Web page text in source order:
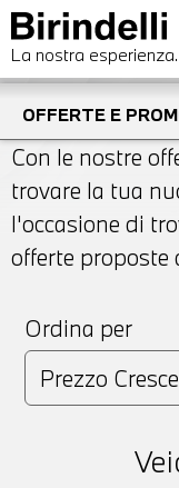
La nostra
OFFERTE E
Con le nostre
trovare la tua
l'occasione di
offerte proposte
Ordina per